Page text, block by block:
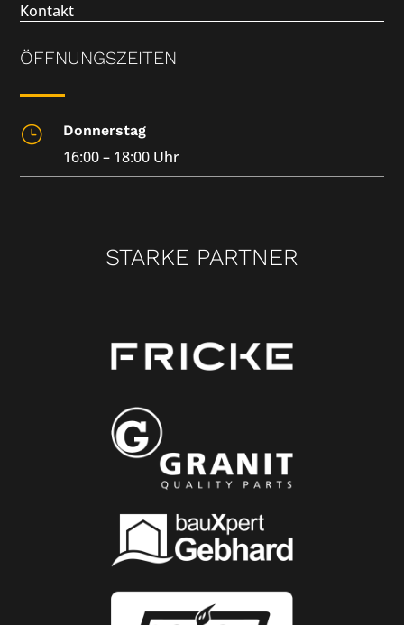
Kontakt
ÖFFNUNGSZEITEN
} Donnerstag
16:00 – 18:00 Uhr
STARKE PARTNER